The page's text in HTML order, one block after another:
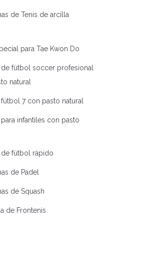
de Tenis de arcilla
para Tae Kwon Do
fútbol soccer profesional
natural
fútbol 7 con pasto natural
para infantiles con pasto
de fútbol rápido
de Padel
de Squash
de Frontenis